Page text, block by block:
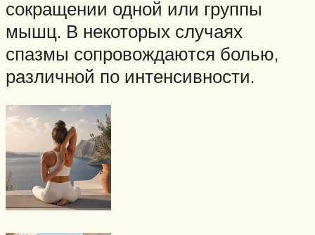
сокращении одной или группы
мышц. В некоторых случаях
спазмы сопровождаются болью,
различной по интенсивности.